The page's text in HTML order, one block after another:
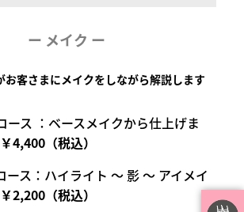
ー メイク ー
お客さまにメイクをしながら解説します
ース ：ベースメイクから仕上げま
4,400（税込）
ース：ハイライト ～ 影 ～ アイメイ
2,200（税込）